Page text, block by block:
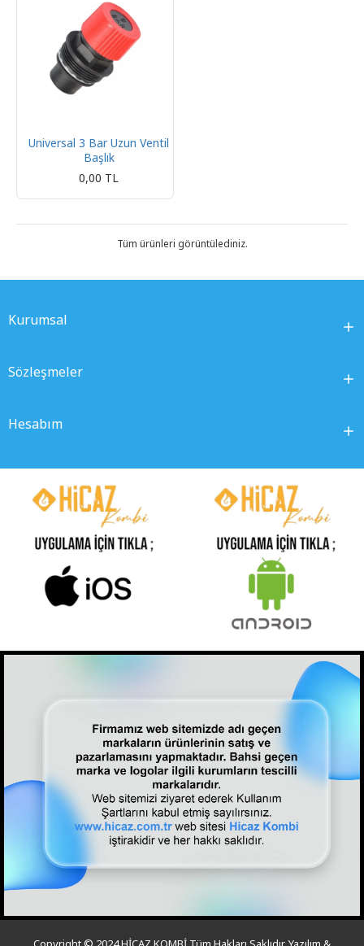
Universal 3 Bar Uzun Ventil
Başlık
0,00 TL
Tüm ürünleri görüntülediniz.
Kurumsal
Sözleşmeler
Hesabım